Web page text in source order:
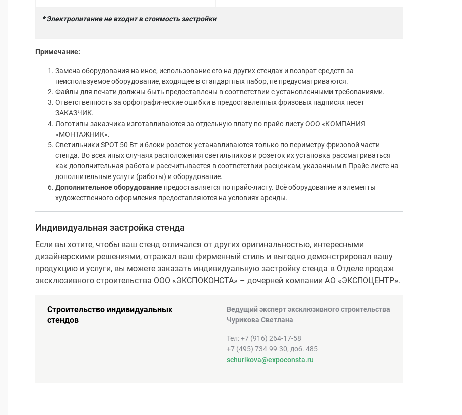
* Электропитание не входит в стоимость застройки
Примечание:
Замена оборудования на иное, использование его на других стендах и возврат средств за
неиспользуемое оборудование, входящее в стандартных набор, не предусматриваются.
Файлы для печати должны быть предоставлены в соответствии с установленными требованиями.
Ответственность за орфографические ошибки в предоставленных фризовых надписях несет
ЗАКАЗЧИК.
Логотипы заказчика изготавливаются за отдельную плату по прайс-листу ООО «КОМПАНИЯ
«МОНТАЖНИК».
Светильники SPOT 50 Вт и блоки розеток устанавливаются только по периметру фризовой части
стенда. Во всех иных случаях расположения светильников и розеток их установка рассматриваться
как дополнительная работа и рассчитывается в соответствии расценкам, указанным в Прайс-листе на
дополнительные услуги (работы) и оборудование.
Дополнительное оборудование предоставляется по прайс-листу. Всё оборудование и элементы
художественного оформления предоставляются на условиях аренды.
Индивидуальная застройка стенда
Если вы хотите, чтобы ваш стенд отличался от других оригинальностью, интересными
дизайнерскими решениями, отражал ваш фирменный стиль и выгодно демонстрировал вашу
продукцию и услуги, вы можете заказать индивидуальную застройку стенда в Отделе продаж
эксклюзивного строительства ООО «ЭКСПОКОНСТА» – дочерней компании АО «ЭКСПОЦЕНТР».
Строительство индивидуальных
стендов
Ведущий эксперт эксклюзивного строительства
Чурикова Светлана
Тел: +7 (916) 264-17-58
+7 (495) 734-99-30, доб. 485
schurikova@expoconsta.ru